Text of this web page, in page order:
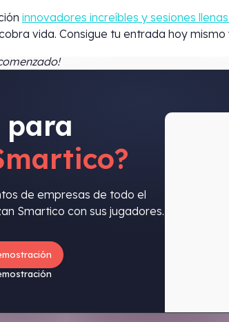
innovadores increíbles y sesiones
vida. Consigue tu entrada hoy
para
de empresas de todo el
Smartico con sus jugadores.